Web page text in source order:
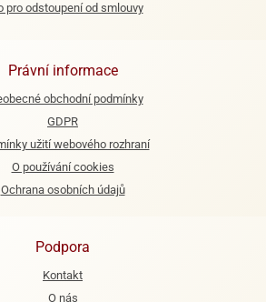
pro odstoupení od smlouvy
Právní informace
obchodní podmínky
GDPR
užití webového rozhraní
O používání cookies
Ochrana osobních údajů
Podpora
Kontakt
O nás